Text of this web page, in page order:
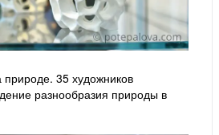
35 художников
разнообразия природы в